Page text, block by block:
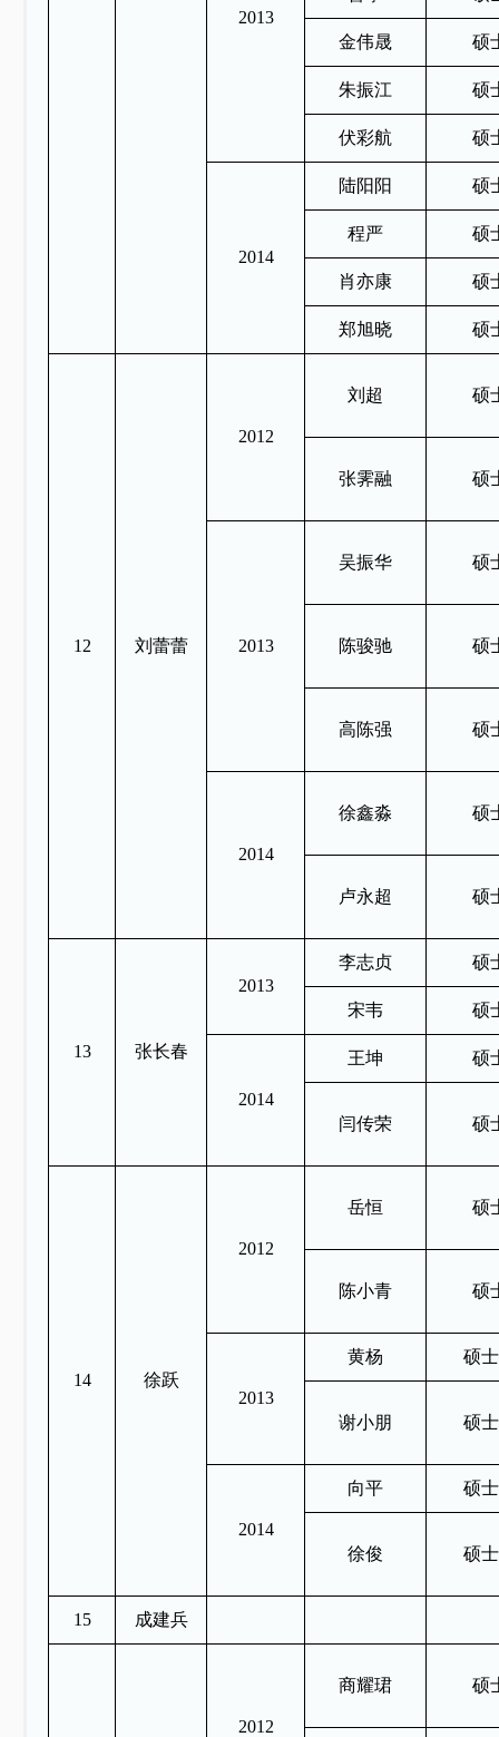
2013
金伟晟 硕
朱振江 硕
伏彩航 硕
2014
陆阳阳 硕
程严 硕
肖亦康 硕
郑旭晓 硕
12 刘蕾蕾
2012
刘超 硕
张霁融 硕
2013
吴振华 硕
陈骏驰 硕
高陈强 硕
2014
徐鑫淼 硕
卢永超 硕
13 张长春
2013
李志贞 硕
宋韦 硕
2014
王坤 硕
闫传荣 硕
14 徐跃
2012
岳恒 硕
陈小青 硕
2013
黄杨 硕
谢小朋 硕
2014
向平 硕
徐俊 硕
15 成建兵
2012
商耀珺 硕